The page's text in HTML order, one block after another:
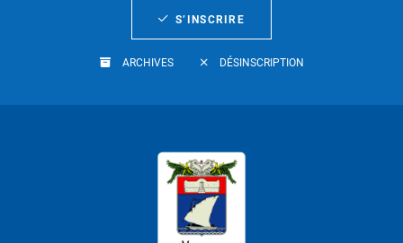
S’INSCRIRE
ARCHIVES DÉSINSCRIPTION